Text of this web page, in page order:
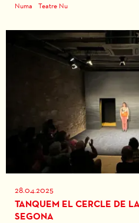
Numa Teatre Nu
28.04.2025
TANQUEM EL CERCLE DE
SEGONA